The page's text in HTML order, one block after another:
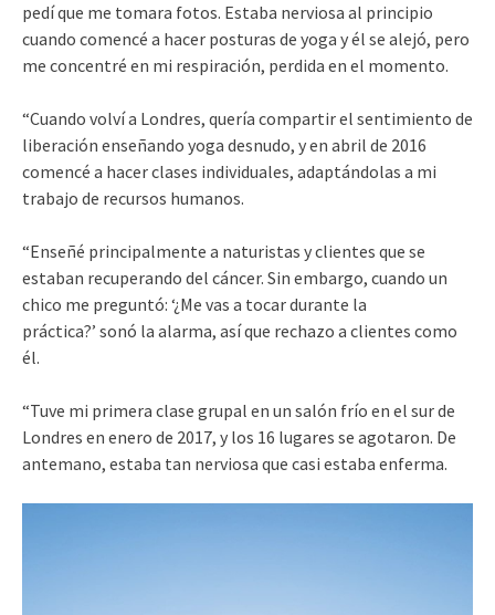
pedí que me tomara fotos. Estaba nerviosa al principio
cuando comencé a hacer posturas de yoga y él se alejó, pero
me concentré en mi respiración, perdida en el momento.
“Cuando volví a Londres, quería compartir el sentimiento de
liberación enseñando yoga desnudo, y en abril de 2016
comencé a hacer clases individuales, adaptándolas a mi
trabajo de recursos humanos.
“Enseñé principalmente a naturistas y clientes que se
estaban recuperando del cáncer. Sin embargo, cuando un
chico me preguntó: ‘¿Me vas a tocar durante la
práctica?’ sonó la alarma, así que rechazo a clientes como
él.
“Tuve mi primera clase grupal en un salón frío en el sur de
Londres en enero de 2017, y los 16 lugares se agotaron. De
antemano, estaba tan nerviosa que casi estaba enferma.